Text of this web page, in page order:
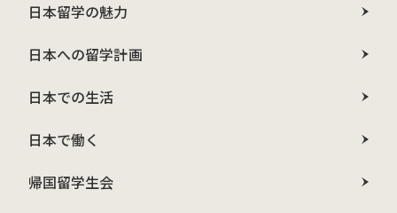
日本留学の魅力
日本への留学計画
日本での生活
日本で働く
帰国留学生会